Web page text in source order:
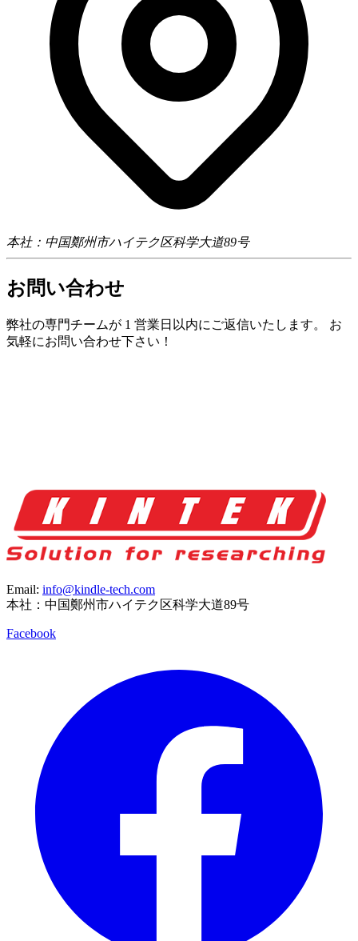
本社：中国鄭州市ハイテク区科学大道89号
お問い合わせ
弊社の専門チームが 1 営業日以内にご返信いたします。 お
気軽にお問い合わせ下さい！
Email: info@kindle-tech.com
本社：中国鄭州市ハイテク区科学大道89号
Facebook